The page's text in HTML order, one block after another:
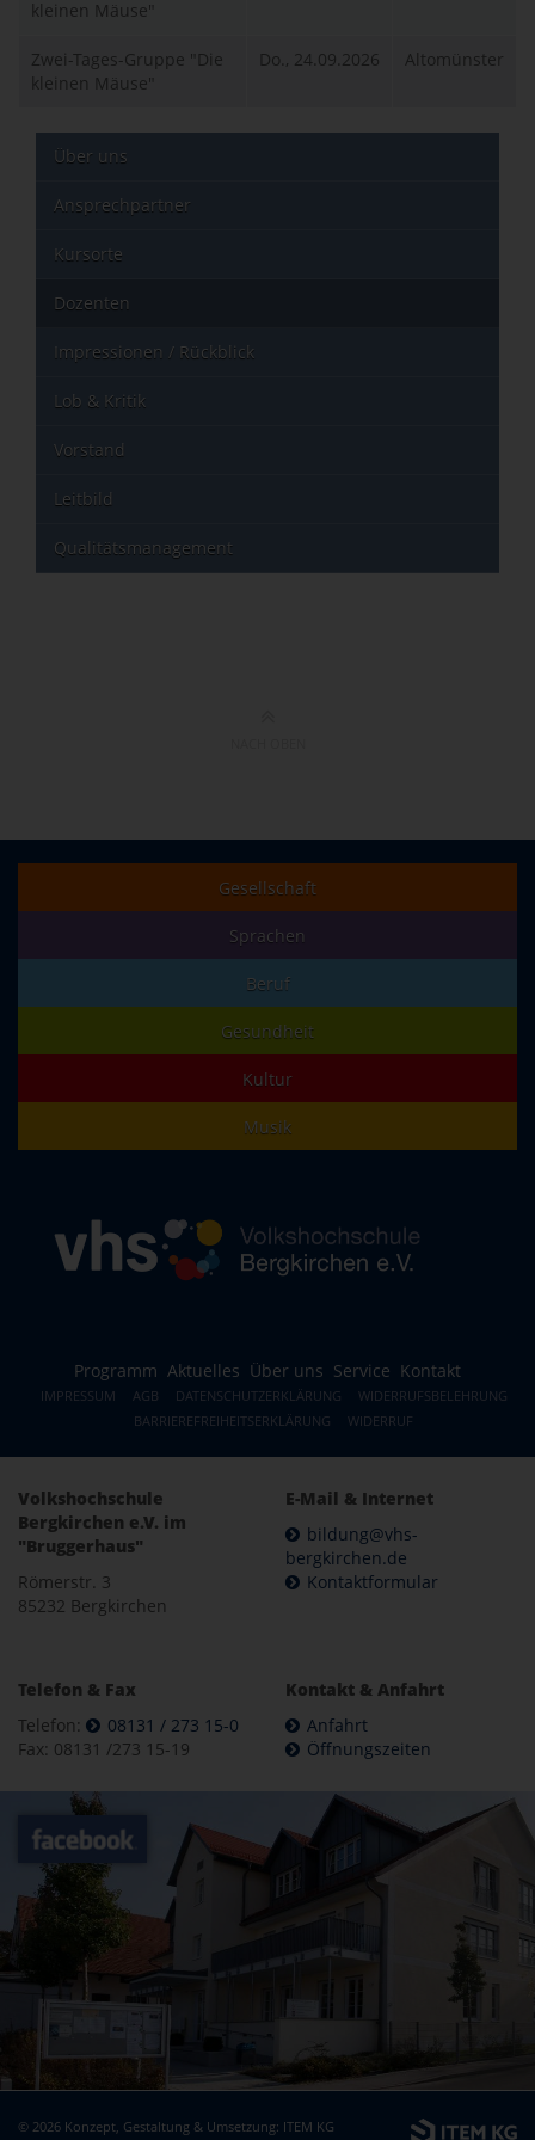
kleinen Mäuse"
Zwei-Tages-Gruppe "Die
kleinen Mäuse"
Do., 24.09.2026 Altomünster
Über uns
Ansprechpartner
Kursorte
Dozenten
Impressionen / Rückblick
Lob & Kritik
Vorstand
Leitbild
Qualitätsmanagement
Gesellschaft
Sprachen
Beruf
Gesundheit
Kultur
Musik
Programm Aktuelles Über uns Service Kontakt
IMPRESSUM AGB DATENSCHUTZERKLÄRUNG
WIDERRUFSBELEHRUNG
BARRIEREFREIHEITSERKLÄRUNG
WIDERRUF
Volkshochschule
Bergkirchen e.V. im
"Bruggerhaus"
Römerstr. 3
85232 Bergkirchen
E-Mail & Internet
bildung@vhs-
bergkirchen.de
Kontaktformular
Telefon & Fax
Telefon:
08131 / 273 15-0
Fax: 08131 /273 15-19
Kontakt & Anfahrt
Anfahrt
Öffnungszeiten
© 2026 Konzept, Gestaltung & Umsetzung: ITEM KG